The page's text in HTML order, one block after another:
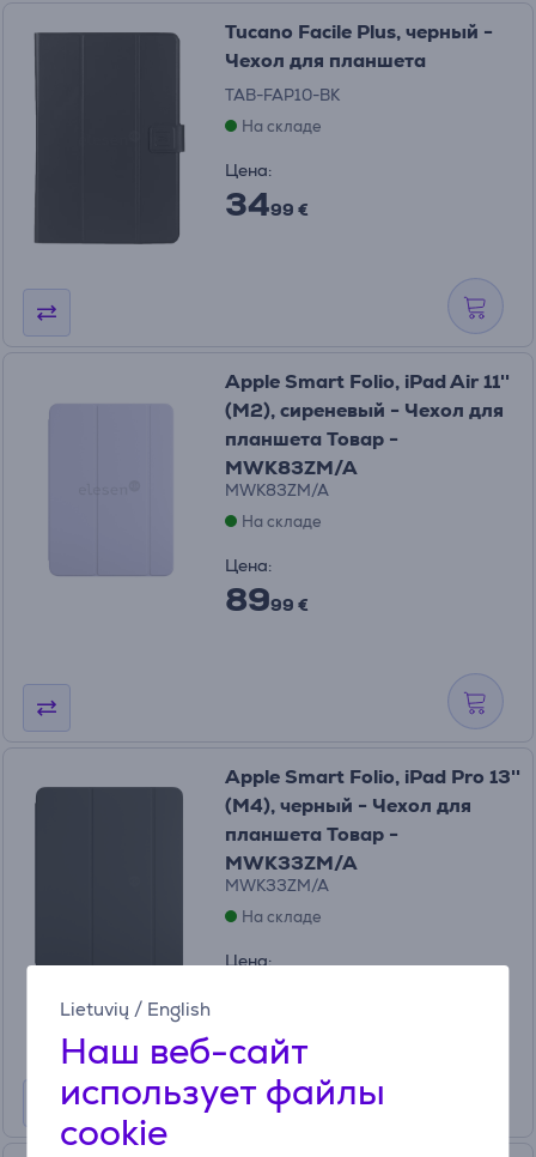
Lietuvių / English
Наш веб-сайт
использует файлы
cookie
Tucano Facile Plus, черный -
Чехол для планшета
TAB-FAP10-BK
На складе
Цена:
3499 €
Apple Smart Folio, iPad Air 11''
(M2), сиреневый - Чехол для
планшета Товар -
MWK83ZM/A
MWK83ZM/A
На складе
Цена:
8999 €
Apple Smart Folio, iPad Pro 13''
(M4), черный - Чехол для
планшета Товар -
MWK33ZM/A
MWK33ZM/A
На складе
Цена: